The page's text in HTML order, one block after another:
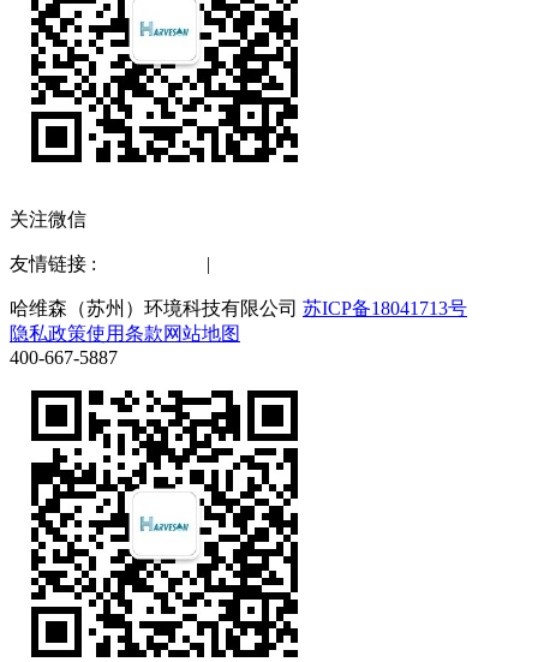
关注微信
友情链接 : |
哈维森（苏州）环境科技有限公司 苏ICP备18041713号
隐私政策使用条款网站地图
400-667-5887